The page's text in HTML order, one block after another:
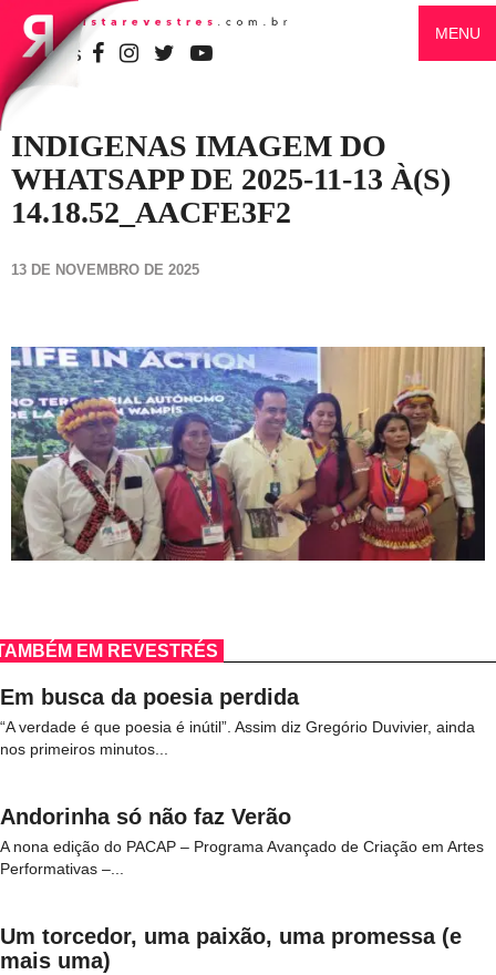
SIGA-NOS
MENU
INDIGENAS IMAGEM DO
WHATSAPP DE 2025-11-13 À(S)
14.18.52_AACFE3F2
13 DE NOVEMBRO DE 2025
EM REVESTRÉS
Em busca da poesia perdida
“A verdade é que poesia é inútil”. Assim diz Gregório Duvivier, ainda
nos primeiros minutos...
Andorinha só não faz Verão
A nona edição do PACAP – Programa Avançado de Criação em Artes
Performativas –...
Um torcedor, uma paixão, uma promessa (e
mais uma)